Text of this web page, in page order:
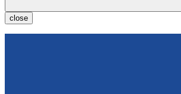
close